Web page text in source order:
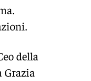
della
Grazia